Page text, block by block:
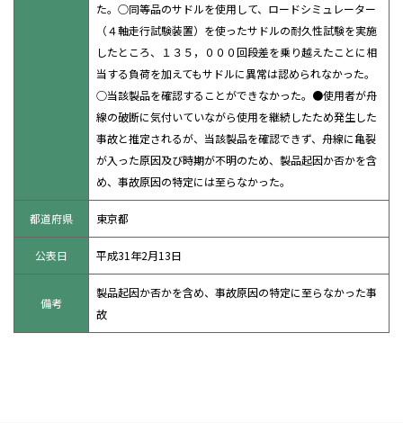
た。○同等品のサドルを使用して、ロードシミュレーター
（４軸走行試験装置）を使ったサドルの耐久性試験を実施
したところ、１３５，０００回段差を乗り越えたことに相
当する負荷を加えてもサドルに異常は認められなかった。
○当該製品を確認することができなかった。●使用者が舟
線の破断に気付いていながら使用を継続したため発生した
事故と推定されるが、当該製品を確認できず、舟線に亀裂
が入った原因及び時期が不明のため、製品起因か否かを含
め、事故原因の特定には至らなかった。
都道府県 東京都
公表日 平成31年2月13日
備考
製品起因か否かを含め、事故原因の特定に至らなかった事
故